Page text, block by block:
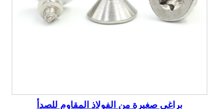
براغي صغيرة من الفولاذ المقاوم للصدأ